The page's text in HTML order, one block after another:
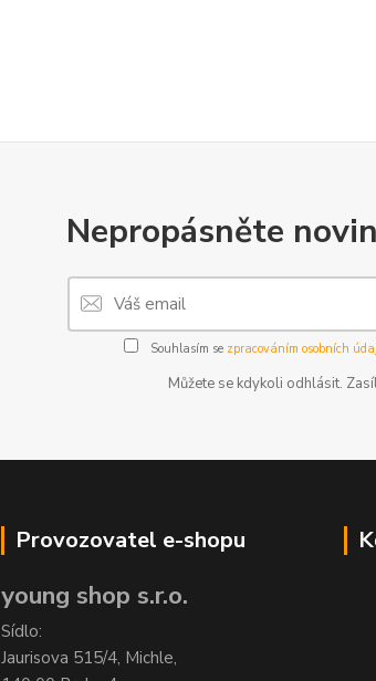
Nepropásněte
Souhlasím se zpracováním osobních
Můžete se kdykoli odhlásit.
Provozovatel e-shopu
young shop s.r.o.
Sídlo:
Jaurisova 515/4, Michle,